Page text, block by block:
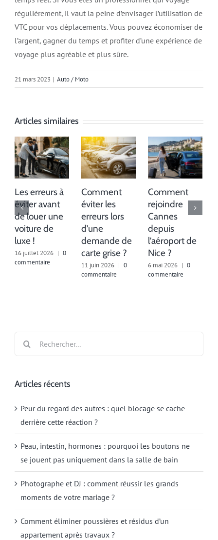
régulièrement, il vaut la peine d’envisager l’utilisation de
VTC pour vos déplacements. Vous pouvez économiser de
l’argent, gagner du temps et profiter d’une expérience de
voyage plus agréable et plus sûre.
21 mars 2023 | Auto / Moto
Articles similaires
Les erreurs à
éviter avant
de louer une
voiture de
luxe !
16 juillet 2026 | 0
commentaire
Comment
éviter les
erreurs lors
d’une
demande de
carte grise ?
11 juin 2026 | 0
commentaire
Comment
rejoindre
Cannes
depuis
l’aéroport de
Nice ?
6 mai 2026 | 0
commentaire
Articles récents
Peur du regard des autres : quel blocage se cache
derrière cette réaction ?
Peau, intestin, hormones : pourquoi les boutons ne
se jouent pas uniquement dans la salle de bain
Photographe et DJ : comment réussir les grands
moments de votre mariage ?
Comment éliminer poussières et résidus d’un
appartement après travaux ?